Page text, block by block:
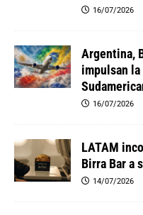
16/07/2026
Argentina,
impulsan
16/07/2026
LATAM
Birra Bar a
14/07/2026